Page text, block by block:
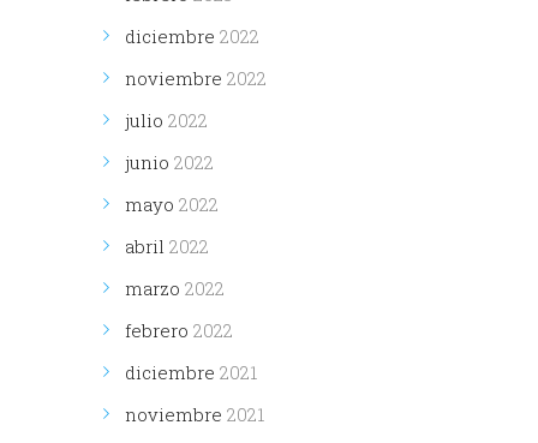
diciembre 2022
noviembre 2022
julio 2022
junio 2022
mayo 2022
abril 2022
marzo 2022
febrero 2022
diciembre 2021
noviembre 2021